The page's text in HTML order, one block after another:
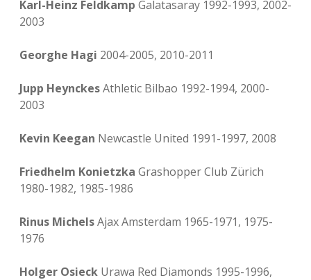
Karl-Heinz Feldkamp Galatasaray 1992-1993, 2002-
2003
Georghe Hagi 2004-2005, 2010-2011
Jupp HeynckesAthletic Bilbao 1992-1994, 2000-
2003
Kevin Keegan Newcastle United 1991-1997, 2008
Friedhelm Konietzka Grashopper Club Zürich
1980-1982, 1985-1986
Rinus MichelsAjax Amsterdam 1965-1971, 1975-
1976
Holger Osieck Urawa Red Diamonds 1995-1996,